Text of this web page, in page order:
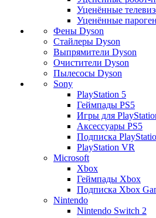
Уценённые
Уценённые
Фены Dyson
Стайлеры Dyson
Выпрямители Dyson
Очистители Dyson
Пылесосы Dyson
Sony
PlayStation 5
Геймпады PS5
Игры для
Аксессуары PS5
Подписка
PlayStation VR
Microsoft
Xbox
Геймпады Xbox
Подписка Xbox
Nintendo
Nintendo Switch 2